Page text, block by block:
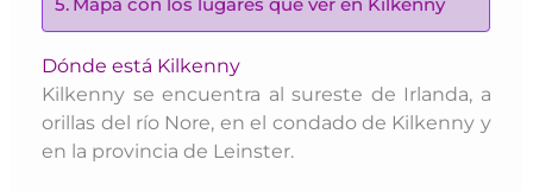
Mapa con los lugares que ver en Kilkenny
Dónde está Kilkenny
Kilkenny se encuentra al sureste de Irlanda, a
orillas del río Nore, en el condado de Kilkenny y
en la provincia de Leinster.